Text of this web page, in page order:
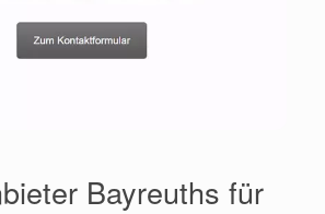
Bayreuths für